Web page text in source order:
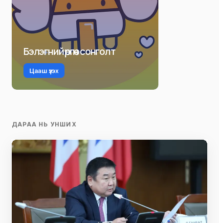
Бэлэгний өргөн сонголт
Цааш үзэх
ДАРАА НЬ УНШИХ